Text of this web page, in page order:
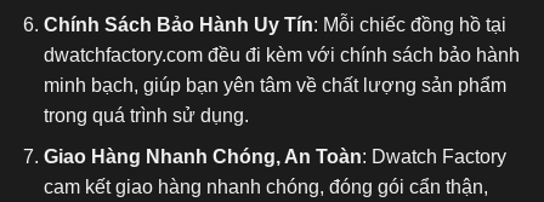
Chính Sách Bảo Hành Uy Tín: Mỗi chiếc đồng hồ tại
dwatchfactory.com đều đi kèm với chính sách bảo hành
minh bạch, giúp bạn yên tâm về chất lượng sản phẩm
trong quá trình sử dụng.
Giao Hàng Nhanh Chóng, An Toàn: Dwatch Factory
cam kết giao hàng nhanh chóng, đóng gói cẩn thận,